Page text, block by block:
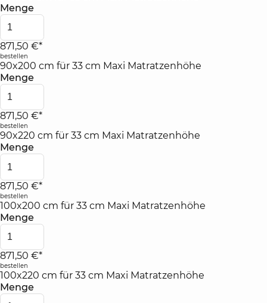
Menge
871,50 €*
bestellen
90x200 cm für 33 cm Maxi Matratzenhöhe
Menge
871,50 €*
bestellen
90x220 cm für 33 cm Maxi Matratzenhöhe
Menge
871,50 €*
bestellen
100x200 cm für 33 cm Maxi Matratzenhöhe
Menge
871,50 €*
bestellen
100x220 cm für 33 cm Maxi Matratzenhöhe
Menge